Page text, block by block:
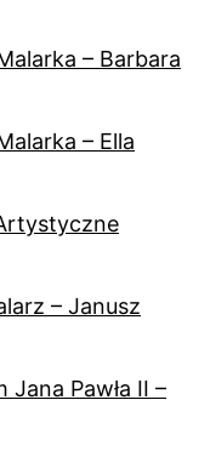
– Barbara
– Ella
– Janusz
Pawła II –